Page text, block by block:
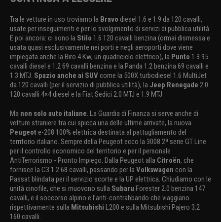
Tra le vetture in uso troviamo la Bravo diesel 1.6 e 1.9 da 120 cavalli,
usate per inseguimenti e per lo svolgimento di servizi di pubblica utilità.
E poi ancora: ci sono la Stilo 1.6 120 cavalli benzina (ormai dismessa e
usata quasi esclusivamente nei porti e negli aeroporti dove viene
impiegata anche la Biro 4 Kw, un quadriciclo elettrico), la Punto 1.3 95
cavalli diesel e 1.2 69 cavalli benzina e la Panda 1.2 benzina 69 cavalli e
1.3 MTJ. Spazio anche ai SUVcome la 500X turbodiesel 1.6 MultiJet
da 120 cavalli (per il servizio di pubblica utilità), la Jeep Renegade 2.0
120 cavalli 4×4 diesel e la Fiat Sedici 2.0 MTJ e 1.9 MTJ.
Ma non solo auto italiane. La Guardia di Finanza si serve anche di
vetture straniere tra cui spicca una delle ultime arrivate, la nuova
Peugeot e-208 100% elettrica destinata al pattugliamento del
territorio italiano. Sempre della Peugeot ecco la 3008 2ª serie GT Line
per il controllo economico del territorio e per il personale
AntiTerrorismo - Pronto Impiego. Dalla Peugeot alla Citroën, che
fornisce la C3 1.2 68 cavalli, passando per la Volkswagen con la
Passat blindata per il servizio scorte e la UP elettrica. Chiudiamo con le
unità cinofile, che si muovono sulla Subaru Forester 2.0 benzina 147
cavalli, e il soccorso alpino e l’anti-contrabbando che viaggiano
rispettivamente sulla Mitsubishi L200 e sulla Mitsubishi Pajero 3.2
160 cavalli.